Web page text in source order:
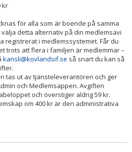
kr
för alla som är boende på samma
detta alternativ på din medlemsavi
registrerat i medlemssystemet. Får du
trots att flera i familjen är medlemmar –
kansli@kovlandsif.se så snart du kan så
tas ut av tjänsteleverantören och ger
och Medlemsappen. Avgiften
och överstiger aldrig 59 kr.
om 400 kr är den administrativa